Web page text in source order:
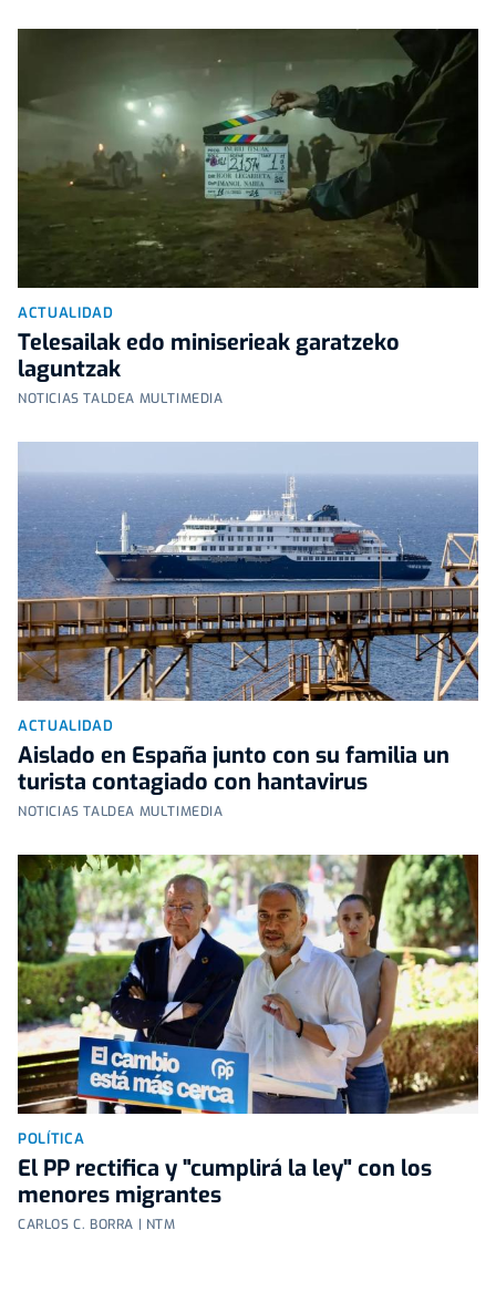
ACTUALIDAD
Telesailak edo miniserieak garatzeko
laguntzak
NOTICIAS TALDEA MULTIMEDIA
ACTUALIDAD
Aislado en España junto con su familia un
turista contagiado con hantavirus
NOTICIAS TALDEA MULTIMEDIA
POLÍTICA
El PP rectifica y "cumplirá la ley" con los
menores migrantes
CARLOS C. BORRA | NTM